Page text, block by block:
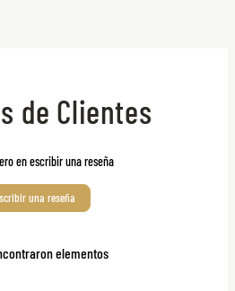
de Clientes
en escribir una reseña
una reseña
elementos